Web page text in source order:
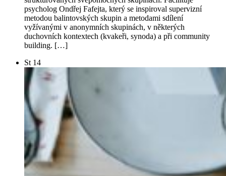
psycholog Ondřej Fafejta, který se inspiroval supervizní
metodou balintovských skupin a metodami sdílení
vyžívanými v anonymních skupinách, v některých
duchovních kontextech (kvakeři, synoda) a při community
building. […]
St 14